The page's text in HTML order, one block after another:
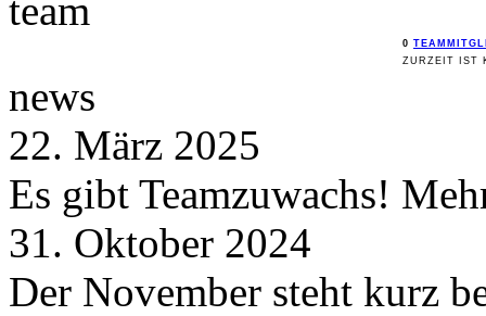
team
0
ZURZEIT IST
news
22. März 2025
Es gibt Teamzuwachs!
31. Oktober 2024
Der November steht kurz